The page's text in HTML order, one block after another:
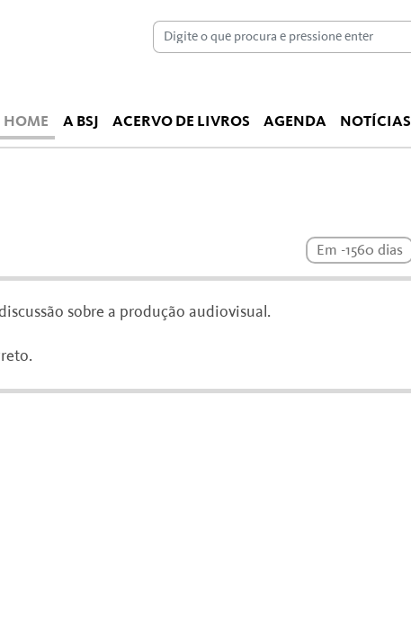
HOME A BSJ ACERVO DE LIVROS AGENDA NOTÍCIAS
Em -1560 dias
sobre a produção audiovisual.